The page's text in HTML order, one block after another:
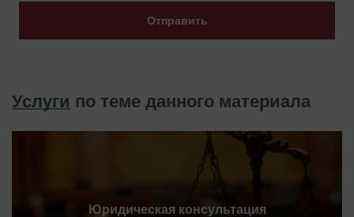
Отправить
Услуги по теме данного материала
Юридическая консультация